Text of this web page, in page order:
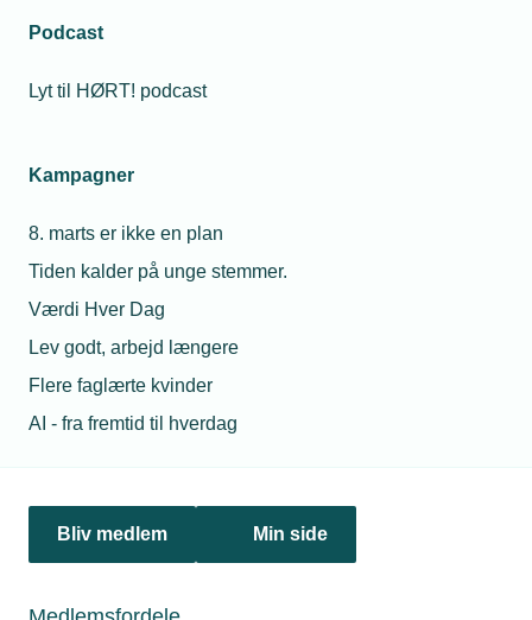
Podcast
Lyt til HØRT! podcast
Kampagner
8. marts er ikke en plan
Tiden kalder på unge stemmer.
Værdi Hver Dag
Lev godt, arbejd længere
Flere faglærte kvinder
AI - fra fremtid til hverdag
Bliv medlem Min side
Politik & analyse
jura@tekniq.dk
tekniq@tekniq.dk